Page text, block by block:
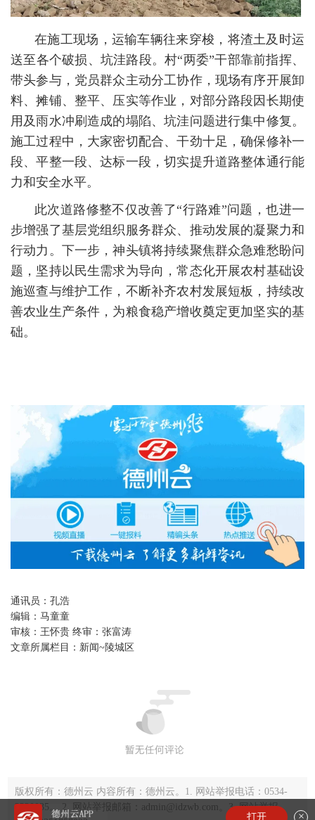
在施工现场，运输车辆往来穿梭，将渣土及时运
送至各个破损、坑洼路段。村“两委”干部靠前指挥、
带头参与，党员群众主动分工协作，现场有序开展卸
料、摊铺、整平、压实等作业，对部分路段因长期使
用及雨水冲刷造成的塌陷、坑洼问题进行集中修复。
施工过程中，大家密切配合、干劲十足，确保修补一
段、平整一段、达标一段，切实提升道路整体通行能
力和安全水平。
此次道路修整不仅改善了“行路难”问题，也进一
步增强了基层党组织服务群众、推动发展的凝聚力和
行动力。下一步，神头镇将持续聚焦群众急难愁盼问
题，坚持以民生需求为导向，常态化开展农村基础设
施巡查与维护工作，不断补齐农村发展短板，持续改
善农业生产条件，为粮食稳产增收奠定更加坚实的基
础。
通讯员：孔浩
编辑： 马童童
审核： 王怀贵 终审：张富涛
文章所属栏目： 新闻~陵城区
打开 ×
版权所有：德州云 内容所有：德州云。1. 网站举报电话：0534-
2220035。 2. 网站举报邮箱：admin@idzwb.com。3. 网站举报